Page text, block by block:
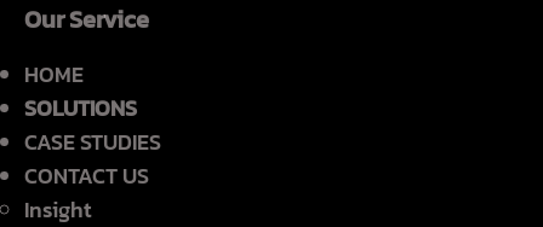
Our Service
HOME
SOLUTIONS
CASE STUDIES
CONTACT US
Insight